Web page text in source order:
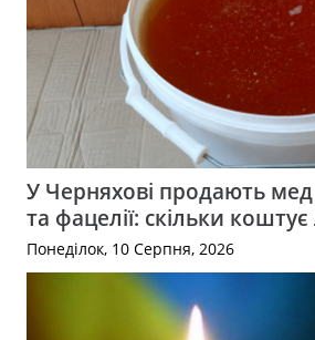
У Черняхові продають
та фацелії: скільки коштує
Понеділок, 10 Серпня, 2026